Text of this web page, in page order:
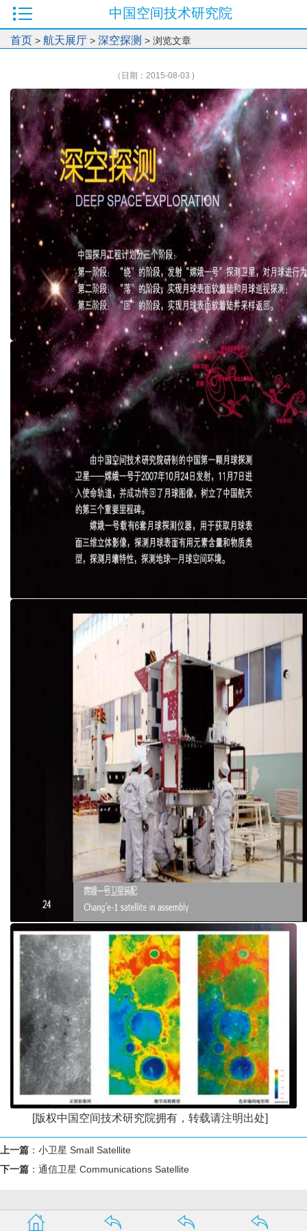
中国空间技术研究院
首页 > 航天展厅 > 深空探测 > 浏览文章
（日期：2015-08-03 )
[版权中国空间技术研究院拥有，转载请注明出处]
上一篇 ： 小卫星 Small Satellite
下一篇 ： 通信卫星 Communications Satellite